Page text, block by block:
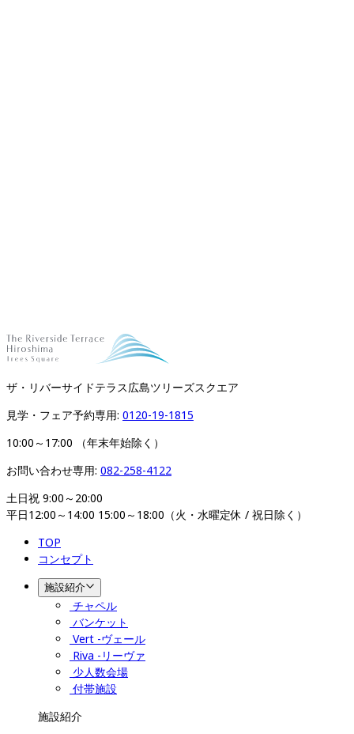
ザ・リバーサイドテラス広島ツリーズスクエア​​​​​​​
見学・フェア予約専用: 0120-19-1815
10:00～17:00 （年末年始除く）
お問い合わせ専用: 082-258-4122
土日祝 9:00～20:00
平日12:00～14:00 15:00～18:00（火・水曜定休 / 祝日除く）
TOP
コンセプト
施設紹介
チャペル
バンケット
Vert -ヴェール
Riva -リーヴァ
少人数会場
付帯施設
施設紹介